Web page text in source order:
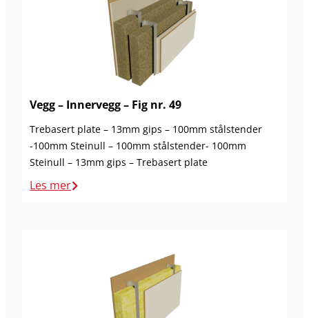
Vegg – Innervegg – Fig nr. 49
Trebasert plate – 13mm gips – 100mm stålstender
-100mm Steinull – 100mm stålstender- 100mm
Steinull – 13mm gips – Trebasert plate
Les mer